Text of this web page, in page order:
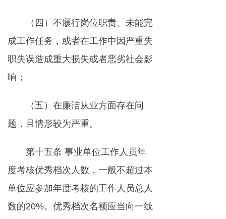
（四）不履行岗位职责、未能完
成工作任务，或者在工作中因严重失
职失误造成重大损失或者恶劣社会影
响；
（五）在廉洁从业方面存在问
题，且情形较为严重。
第十五条 事业单位工作人员年
度考核优秀档次人数，一般不超过本
单位应参加年度考核的工作人员总人
数的20%。优秀档次名额应当向一线